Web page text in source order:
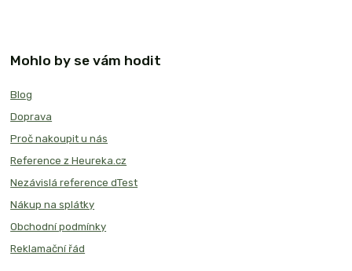
Mohlo by se vám hodit
Blog
Doprava
Proč nakoupit u nás
Reference z Heureka.cz
Nezávislá reference dTest
Nákup na splátky
Obchodní podmínky
Reklamační řád